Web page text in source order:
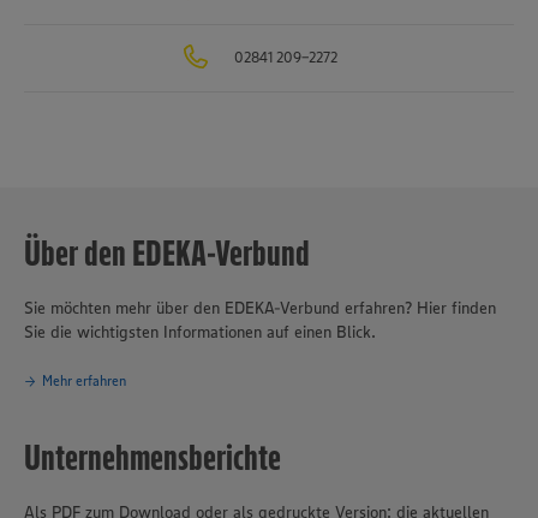
02841 209-2272
Über den EDEKA-Verbund
Sie möchten mehr über den EDEKA-Verbund erfahren? Hier finden
Sie die wichtigsten Informationen auf einen Blick.
Mehr erfahren
Unternehmensberichte
Als PDF zum Download oder als gedruckte Version: die aktuellen